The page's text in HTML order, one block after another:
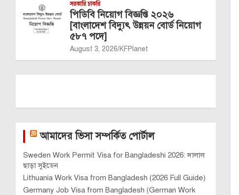
সরকারি চাকরি
পিডিবি নিয়োগ বিজ্ঞপ্তি ২০২৬
[বাংলাদেশ বিদ্যুৎ উন্নয়ন বোর্ড নিয়োগ
৫৮৭ পদে]
August 3, 2026 KFPlanet
আমাদের ভিসা সম্পর্কিত পোর্টাল
Sweden Work Permit Visa for Bangladeshi 2026: দালাল
ছাড়া সুইডেন
Lithuania Work Visa from Bangladesh (2026 Full Guide)
Germany Job Visa from Bangladesh (German Work